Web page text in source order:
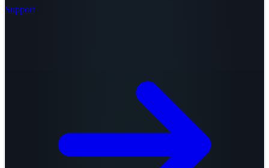
Support